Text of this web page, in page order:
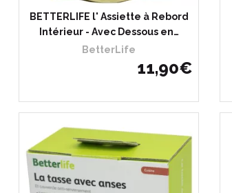
BETTERLIFE l' Assiette à Rebord
Intérieur - Avec Dessous en…
BetterLife
11,90€